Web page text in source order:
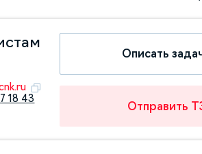
18 43
Описать
Отправить